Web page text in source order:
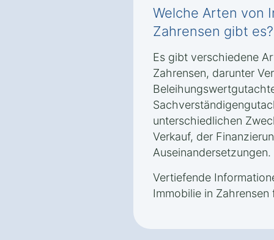
Welche Arten von
Zahrensen gibt es?
Es gibt verschiedene
Zahrensen, darunter
unterschiedlichen
Verkauf, der
Auseinandersetzungen.
Vertiefende
Immobilie in